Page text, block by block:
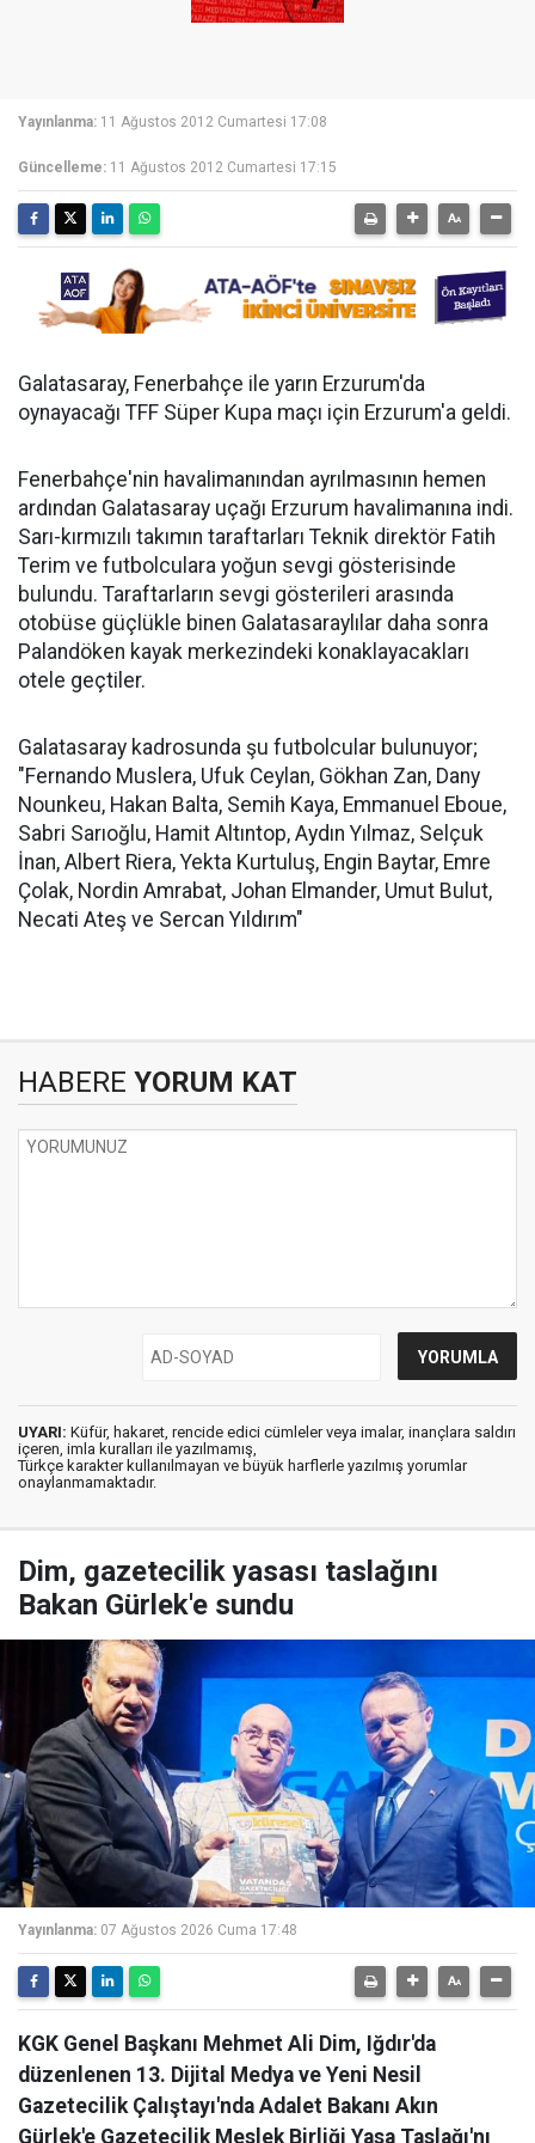
Yayınlanma: 11 Ağustos 2012 Cumartesi 17:08
Güncelleme: 11 Ağustos 2012 Cumartesi 17:15
Galatasaray, Fenerbahçe ile yarın Erzurum'da
oynayacağı TFF Süper Kupa maçı için Erzurum'a geldi.
Fenerbahçe'nin havalimanından ayrılmasının hemen
ardından Galatasaray uçağı Erzurum havalimanına indi.
Sarı-kırmızılı takımın taraftarları Teknik direktör Fatih
Terim ve futbolculara yoğun sevgi gösterisinde
bulundu. Taraftarların sevgi gösterileri arasında
otobüse güçlükle binen Galatasaraylılar daha sonra
Palandöken kayak merkezindeki konaklayacakları
otele geçtiler.
Galatasaray kadrosunda şu futbolcular bulunuyor;
"Fernando Muslera, Ufuk Ceylan, Gökhan Zan, Dany
Nounkeu, Hakan Balta, Semih Kaya, Emmanuel Eboue,
Sabri Sarıoğlu, Hamit Altıntop, Aydın Yılmaz, Selçuk
İnan, Albert Riera, Yekta Kurtuluş, Engin Baytar, Emre
Çolak, Nordin Amrabat, Johan Elmander, Umut Bulut,
Necati Ateş ve Sercan Yıldırım"
HABERE YORUM KAT
UYARI: Küfür, hakaret, rencide edici cümleler veya imalar, inançlara saldırı
içeren, imla kuralları ile yazılmamış,
Türkçe karakter kullanılmayan ve büyük harflerle yazılmış yorumlar
onaylanmamaktadır.
Dim, gazetecilik yasası taslağını
Bakan Gürlek'e sundu
Yayınlanma: 07 Ağustos 2026 Cuma 17:48
KGK Genel Başkanı Mehmet Ali Dim, Iğdır'da
düzenlenen 13. Dijital Medya ve Yeni Nesil
Gazetecilik Çalıştayı'nda Adalet Bakanı Akın
Gürlek'e Gazetecilik Meslek Birliği Yasa Taslağı'nı